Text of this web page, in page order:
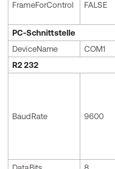
FrameForControl FALSE
PC-Schnittstelle
DeviceName
COM1
R2 232
BaudRate 9600